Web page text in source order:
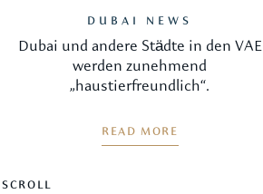
DUBAI NEWS
Dubai und andere Städte in den VAE
werden zunehmend
„haustierfreundlich“.
READ MORE
SCROLL